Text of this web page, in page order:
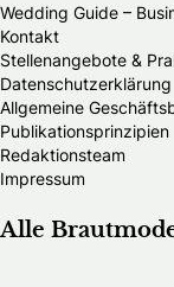
Wedding Guide –
Kontakt
Stellenangebote &
Datenschutzerklärung
Allgemeine
Publikationsprinzipien
Redaktionsteam
Impressum
Alle